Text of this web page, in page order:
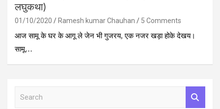
लघुकथा)
01/10/2020 Ramesh kumar Chauhan
5 Comments
आज सामू के घर के आगू ले जेन भी गुजरय, एक नजर खड़ा होके देखय।
सामू…